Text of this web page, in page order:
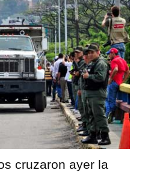
cruzaron ayer la